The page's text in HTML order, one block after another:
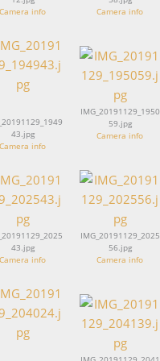
Camera info
Camera info
43.jpg
Camera info
IMG_20191129_1950
59.jpg
Camera info
43.jpg
Camera info
IMG_20191129_2025
56.jpg
Camera info